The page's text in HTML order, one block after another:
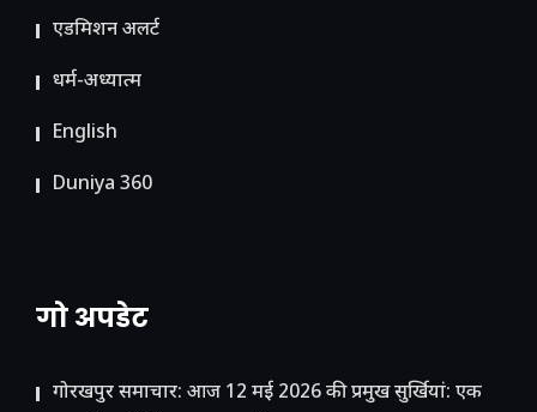
ए​डमिशन अलर्ट
धर्म-अध्यात्म
English
Duniya 360
गो अपडेट
गोरखपुर समाचार: आज 12 मई 2026 की प्रमुख सुर्खियां: एक